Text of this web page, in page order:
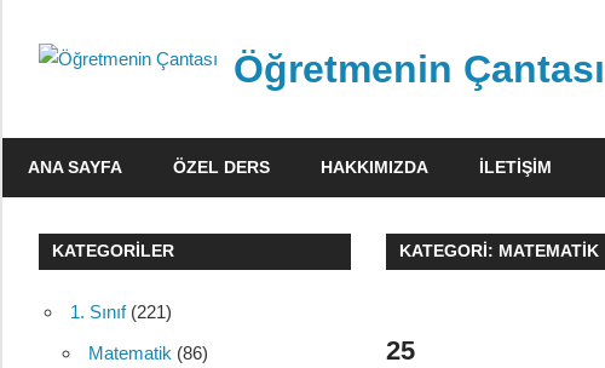
Öğretmenin Çantası
Halka
ANA SAYFA ÖZEL DERS HAKKIMIZDA İLETIŞIM
KATEGORI: MATEMATIK
25
KATEGORILER
1. Sınıf(221)
Matematik (86)